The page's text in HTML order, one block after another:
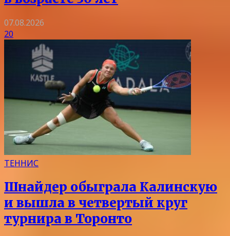
07.08.2026
20
ТЕННИС
Шнайдер обыграла Калинскую
и вышла в четвертый круг
турнира в Торонто